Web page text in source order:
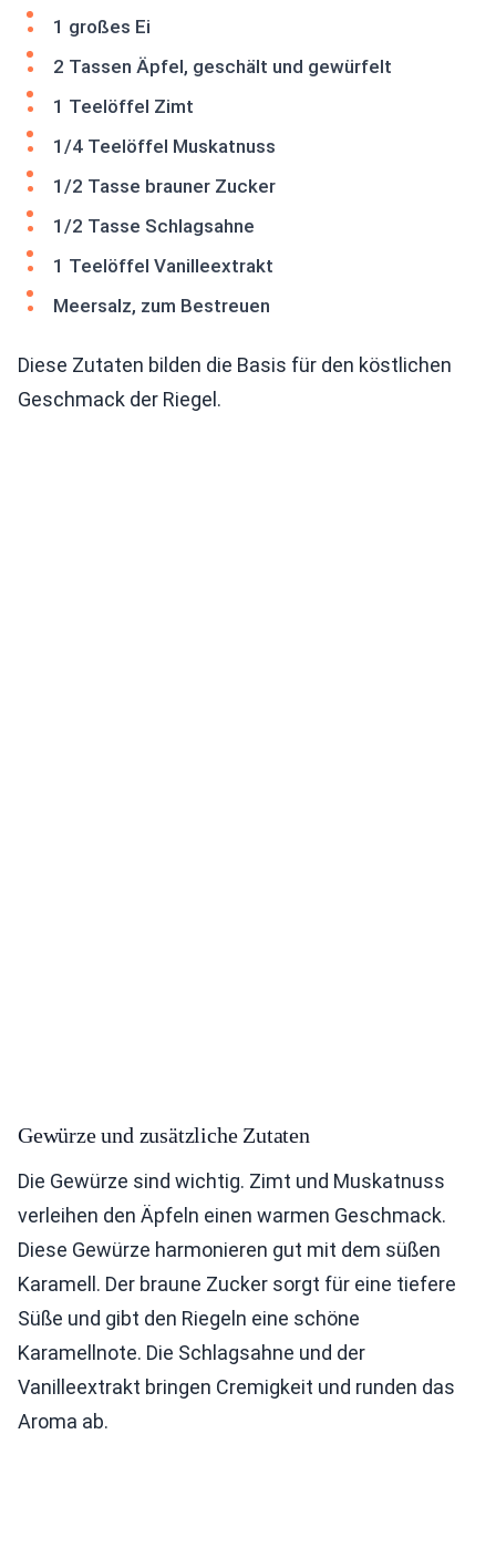
1 großes Ei
2 Tassen Äpfel, geschält und gewürfelt
1 Teelöffel Zimt
1/4 Teelöffel Muskatnuss
1/2 Tasse brauner Zucker
1/2 Tasse Schlagsahne
1 Teelöffel Vanilleextrakt
Meersalz, zum Bestreuen
Diese Zutaten bilden die Basis für den köstlichen
Geschmack der Riegel.
Gewürze und zusätzliche Zutaten
Die Gewürze sind wichtig. Zimt und Muskatnuss
verleihen den Äpfeln einen warmen Geschmack.
Diese Gewürze harmonieren gut mit dem süßen
Karamell. Der braune Zucker sorgt für eine tiefere
Süße und gibt den Riegeln eine schöne
Karamellnote. Die Schlagsahne und der
Vanilleextrakt bringen Cremigkeit und runden das
Aroma ab.